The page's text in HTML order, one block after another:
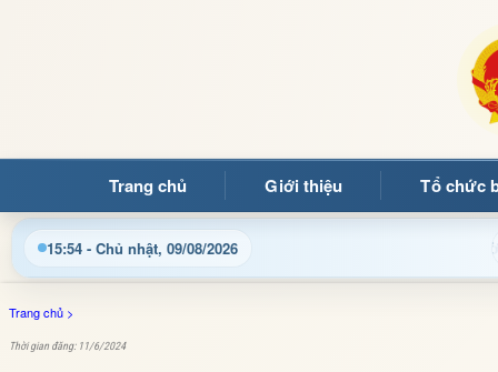
Trang chủ Giới thiệu Tổ chức
15:54 - Chủ nhật, 09/08/2026
quý bạn đọc đến với Trang thông tin điện tử xã Mường Ảng
Trang chủ >
Thời gian đăng: 11/6/2024